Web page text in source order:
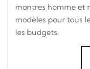
montres homme et
modèles pour tous
les budgets.